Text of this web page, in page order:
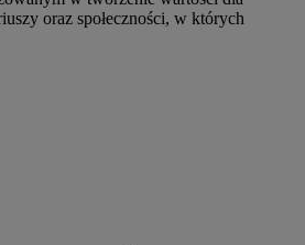
oraz społeczności, w których